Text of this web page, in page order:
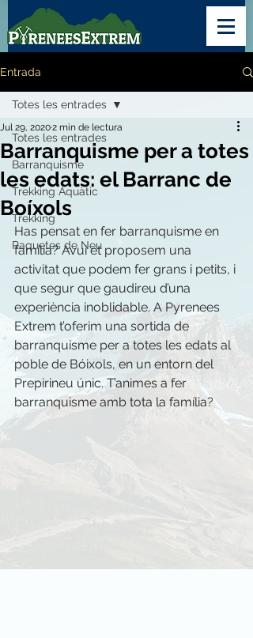
Entrada
Totes les entrades
Barranquisme
Trekking Aquàtic
Trekking
Raquetes de Neu
Totes les entrades
Barranquisme per a totes
les edats: el Barranc de
Boíxols
Jul 29, 20202 min de lectura
Has pensat en fer barranquisme en
família? Avui et proposem una
activitat que podem fer grans i petits, i
que segur que gaudireu d’una
experiència inoblidable. A Pyrenees
Extrem t’oferim una sortida de
barranquisme per a totes les edats al
poble de Bóixols, en un entorn del
Prepirineu únic. T’animes a fer
barranquisme amb tota la família?